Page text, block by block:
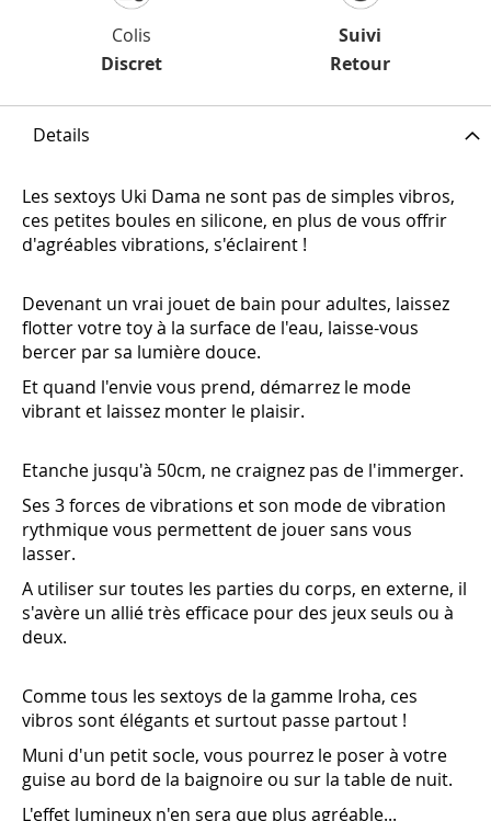
Colis
Discret
Suivi
Retour
Details
Les sextoys Uki Dama ne sont pas de simples vibros,
ces petites boules en silicone, en plus de vous offrir
d'agréables vibrations, s'éclairent !
Devenant un vrai jouet de bain pour adultes, laissez
flotter votre toy à la surface de l'eau, laisse-vous
bercer par sa lumière douce.
Et quand l'envie vous prend, démarrez le mode
vibrant et laissez monter le plaisir.
Etanche jusqu'à 50cm, ne craignez pas de l'immerger.
Ses 3 forces de vibrations et son mode de vibration
rythmique vous permettent de jouer sans vous
lasser.
A utiliser sur toutes les parties du corps, en externe, il
s'avère un allié très efficace pour des jeux seuls ou à
deux.
Comme tous les sextoys de la gamme Iroha, ces
vibros sont élégants et surtout passe partout !
Muni d'un petit socle, vous pourrez le poser à votre
guise au bord de la baignoire ou sur la table de nuit.
L'effet lumineux n'en sera que plus agréable...